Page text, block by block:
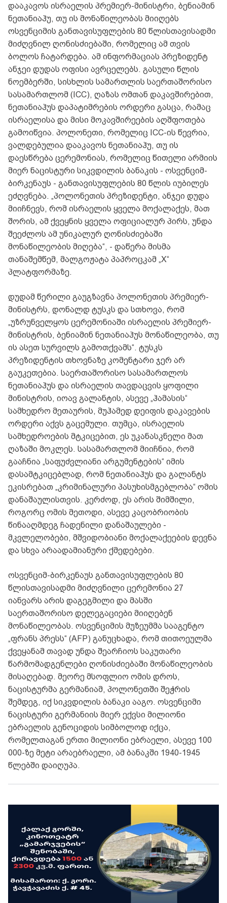
დააკავოს ისრაელის პრემიერ-მინისტრი, ბენიამინ
ნეთანიაჰუ, თუ ის მონაწილეობას მიიღებს
ოსვენციმის განთავისუფლების 80 წლისთავისადმი
მიძღვნილ ღონისძიებაში, რომელიც ამ თვის
ბოლოს ჩატარდება. ამ ინფორმაციას პრეზიდენტ
ანჯეი დუდას ოფისი ავრცელებს. გასული წლის
ნოემბერში, სისხლის სამართლის საერთაშორისო
სასამართლომ (ICC), ღაზას ომთან დაკავშირებით,
ნეთანიაჰუს დაპატიმრების ორდერი გასცა, რამაც
ისრაელისა და მისი მოკავშირეების აღშფოთება
გამოიწვია. პოლონეთი, რომელიც ICC-ის წევრია,
ვალდებულია დააკავოს ნეთანიაჰუ, თუ ის
დაესწრება ცერემონიას, რომელიც წითელი არმიის
მიერ ნაცისტური სიკვდილის ბანაკის - ოსვენციმ-
ბირკენაუს - განთავისუფლების 80 წლის იუბილეს
ეძღვნება. „პოლონეთის პრეზიდენტი, ანჯეი დუდა
მიიჩნევს, რომ ისრაელის ყველა მოქალაქეს, მათ
შორის, ამ ქვეყნის ყველა ოფიციალურ პირს, უნდა
შეეძლოს ამ უნიკალურ ღონისძიებაში
მონაწილეობის მიღება“, - დაწერა მისმა
თანაშემწემ, მალგოჟატა პაპროცკამ „X“
პლატფორმაზე.
დუდამ წერილი გაუგზავნა პოლონეთის პრემიერ-
მინისტრს, დონალდ ტუსკს და სთხოვა, რომ
„უზრუნველყოს ცერემონიაში ისრაელის პრემიერ-
მინისტრის, ბენიამინ ნეთანიაჰუს მონაწილეობა, თუ
ის ასეთ სურვილს გამოთქვამს“. ტუსკს
პრეზიდენტის თხოვნაზე კომენტარი ჯერ არ
გაუკეთებია. საერთაშორისო სასამართლოს
ნეთანიაჰუს და ისრაელის თავდაცვის ყოფილი
მინისტრის, იოავ გალანტის, ასევე „ჰამასის“
სამხედრო მეთაურის, მუჰამედ დეიფის დაკავების
ორდერი აქვს გაცემული. თუმცა, ისრაელის
სამხედროების მტკიცებით, ეს უკანასკნელი მათ
ღაზაში მოკლეს. სასამართლომ მიიჩნია, რომ
გააჩნია „საფუძვლიანი არგუმენტების“ იმის
დასამტკიცებლად, რომ ნეთანიაჰუს და გალანტს
ეკისრებათ „კრიმინალური პასუხისმგებლობა“ ომის
დანაშაულისთვის. კერძოდ, ეს არის შიმშილი,
როგორც ომის მეთოდი, ასევე კაცობრიობის
წინააღმდეგ ჩადენილი დანაშაულები -
მკვლელობები, მშვიდობიანი მოქალაქეების დევნა
და სხვა არაადამიანური ქმედებები.
ოსვენციმ-ბირკენაუს განთავისუფლების 80
წლისთავისადმი მიძღვნილი ცერემონია 27
იანვარს არის დაგეგმილი და მასში
საერთაშორისო დელეგაციები მიიღებენ
მონაწილეობას. ოსვენციმის მუზეუმმა სააგენტო
„ფრანს პრესს“ (AFP) განუცხადა, რომ თითოეულმა
ქვეყანამ თავად უნდა შეარჩიოს საკუთარი
წარმომადგენლები ღონისძიებაში მონაწილეობის
მისაღებად. მეორე მსოფლიო ომის დროს,
ნაცისტურმა გერმანიამ, პოლონეთში შეჭრის
შემდეგ, იქ სიკვდილის ბანაკი ააგო. ოსვენციმი
ნაცისტური გერმანიის მიერ ექვსი მილიონი
ებრაელის გენოციდის სიმბოლოდ იქცა,
რომელთაგან ერთი მილიონი ებრაელი, ასევე 100
000-ზე მეტი არაებრაელი, ამ ბანაკში 1940-1945
წლებში დაიღუპა.